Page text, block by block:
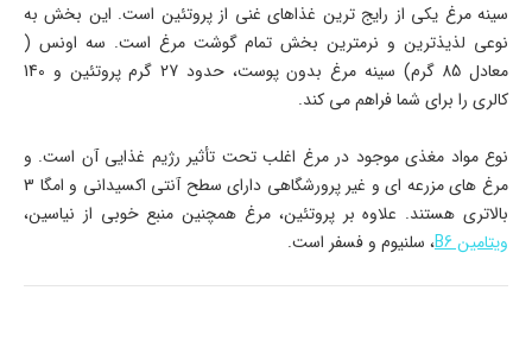
سینه مرغ یکی از رایج ترین غذاهای غنی از پروتئین است. این بخش به
نوعی لذیذترین و نرمترین بخش تمام گوشت مرغ است. سه اونس (
معادل 85 گرم) سینه مرغ بدون پوست، حدود 27 گرم پروتئین و 140
کالری را برای شما فراهم می کند.
نوع مواد مغذی موجود در مرغ اغلب تحت تأثیر رژیم غذایی آن است. و
مرغ های مزرعه ای و غیر پرورشگاهی دارای سطح آنتی اکسیدانی و امگا 3
بالاتری هستند. علاوه بر پروتئین، مرغ همچنین منبع خوبی از نیاسین،
ویتامین B6
، سلنیوم و فسفر است.